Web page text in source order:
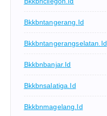
Bkkbntangerang.id
Bkkbntangerangselatan.id
Bkkbnbanjar.id
Bkkbnsalatiga.id
Bkkbnmagelang.id